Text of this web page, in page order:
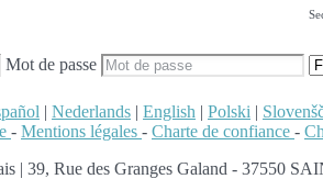
Mot de passe
| Nederlands | English | Polski |
- Mentions légales - Charte de confiance -
| 39, Rue des Granges Galand - 37550